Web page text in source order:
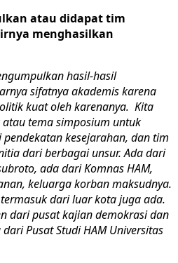
atau didapat tim
menghasilkan
hasil-hasil
sifatnya akademis karena
kuat oleh karenanya. Kita
tema simposium untuk
kesejarahan, dan tim
dari berbagai unsur. Ada dari
ada dari Komnas HAM,
keluarga korban maksudnya.
dari luar kota juga ada.
dari pusat kajian demokrasi dan
Pusat Studi HAM Universitas